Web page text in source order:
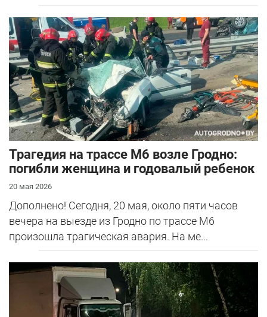
Трагедия на трассе М6 возле Гродно:
погибли женщина и годовалый ребенок
20 мая 2026
Дополнено! Сегодня, 20 мая, около пяти часов
вечера на выезде из Гродно по трассе М6
произошла трагическая авария. На ме...